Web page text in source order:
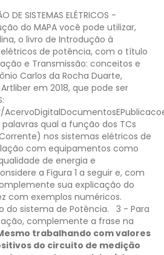
DE SISTEMAS ELÉTRICOS -
do MAPA você pode utilizar,
o livro de Introdução à
de potência, com o título
e Transmissão: conceitos e
Carlos da Rocha Duarte,
em 2018, que pode ser
palavras qual a função dos TCs
nos sistemas elétricos de
com equipamentos como
de energia e
a Figura 1 a seguir e, com
sua explicação do
com exemplos numéricos.
do sistema de Potência.
3 - Para
complemente a frase na
trabalhando com valores
do circuito de medição